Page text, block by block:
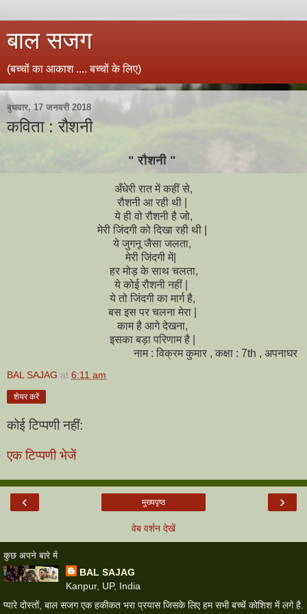
बाल सजग
(बच्चों का आकाश .... बच्चों के लिए)
बुधवार, 17 जनवरी 2018
कविता : रौशनी
" रौशनी "
अँधेरी रात में कहीं से,
रौशनी आ रही थी |
ये ही वो रौशनी है जो,
मेरी जिंदगी को दिखा रही थी |
ये जुगनू जैसा जलता,
मेरी जिंदगी में|
हर मोड़ के साथ चलता,
ये कोई रौशनी नहीं |
ये तो जिंदगी का मार्ग है,
बस इस पर चलना मेरा |
काम है आगे देखना,
इसका बड़ा परिणाम है |
नाम : विक्रम कुमार , कक्षा : 7th , अपनाघर
BAL SAJAG at 6:11 am
शेयर करें
कोई टिप्पणी नहीं:
एक टिप्पणी भेजें
‹ ›
मुख्यपृष्ठ
वेब वर्शन देखें
कुछ अपने बारे में
BAL SAJAG
Kanpur, UP, India
प्यारे दोस्तों, बाल सजग एक हकीकत भरा प्रयास जिसके लिए हम सभी बच्चें कोशिश में लगे है.